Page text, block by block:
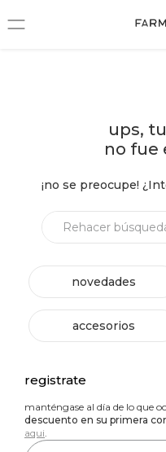
ups,
no fue
¡no se preocupe!
novedades
accesorios
registrate
manténgase al día de lo que
descuento en su primera
aqui.